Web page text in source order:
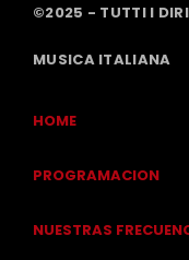
©2025 - TUTTI I
MUSICA ITALIANA
HOME
PROGRAMACION
NUESTRAS